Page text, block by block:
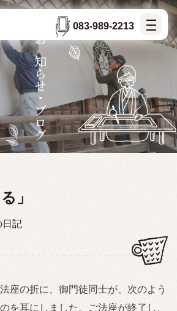
083-989-2213
お知らせ・ブログ
」
日記
座の折に、御門徒同士が、次のよう
を耳にしました。ご法座が終了し、